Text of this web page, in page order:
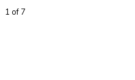
1 of 7